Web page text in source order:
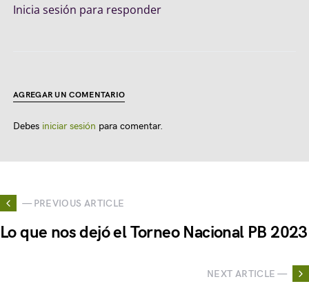
Inicia sesión para responder
AGREGAR UN COMENTARIO
Debes iniciar sesión para comentar.
— PREVIOUS ARTICLE
Lo que nos dejó el Torneo Nacional PB 2023
NEXT ARTICLE —